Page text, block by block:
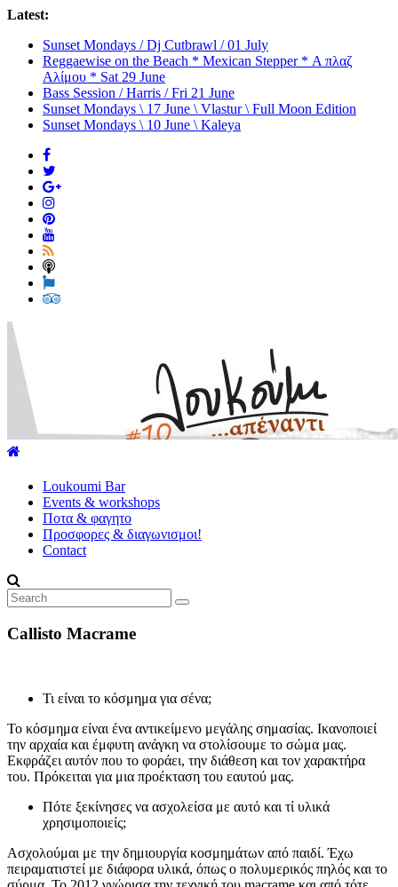
Latest:
Sunset Mondays / Dj Cutbrawl / 01 July
Reggaewise on the Beach * Mexican Stepper * Α πλαζ
Αλίμου * Sat 29 June
Bass Session / Harris / Fri 21 June
Sunset Mondays \ 17 June \ Vlastur \ Full Moon Edition
Sunset Mondays \ 10 June \ Kaleya
Loukoumi
Bar
explore
world
Loukoumi Bar
Events & workshops
Ποτα & φαγητο
Προσφορες & διαγωνισμοι!
Contact
Callisto Macrame
Τι είναι το κόσμημα για σένα;
Το κόσμημα είναι ένα αντικείμενο μεγάλης σημασίας. Ικανοποιεί
την αρχαία και έμφυτη ανάγκη να στολίσουμε το σώμα μας.
Εκφράζει αυτόν που το φοράει, την διάθεση και τον χαρακτήρα
του. Πρόκειται για μια προέκταση του εαυτού μας.
Πότε ξεκίνησες να ασχολείσα με αυτό και τί υλικά
χρησιμοποιείς;
Ασχολούμαι με την δημιουργία κοσμημάτων από παιδί. Έχω
πειραματιστεί με διάφορα υλικά, όπως ο πολυμερικός πηλός και το